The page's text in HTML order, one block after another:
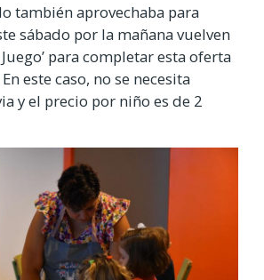
también aprovechaba para
sábado por la mañana vuelven
Juego’ para completar esta oferta
este caso, no se necesita
y el precio por niño es de 2